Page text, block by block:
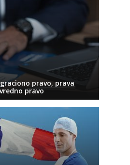
pravo, prava
pravo